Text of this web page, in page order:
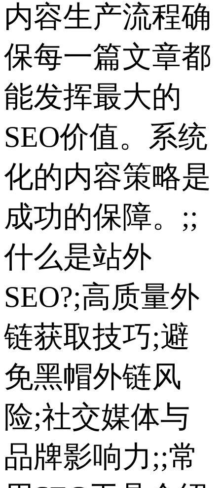
内容生产流程确
保每一篇文章都
能发挥最大的
SEO价值。系统
化的内容策略是
成功的保障。;;
什么是站外
SEO?;高质量外
链获取技巧;避
免黑帽外链风
险;社交媒体与
品牌影响力;;常